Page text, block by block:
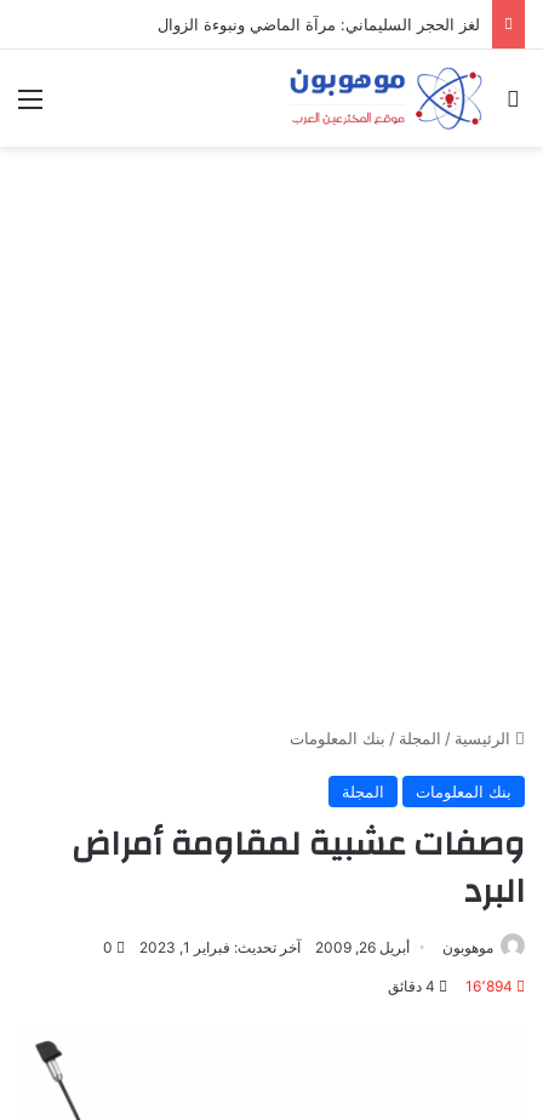
لغز الحجر السليماني: مرآة الماضي ونبوءة الزوال
بحث عن
الرئيسية / المجلة / بنك المعلومات
بنك المعلومات المجلة
وصفات عشبية لمقاومة أمراض
البرد
موهوبون أبريل 26, 2009 آخر تحديث: فبراير 1, 2023 0
16٬894